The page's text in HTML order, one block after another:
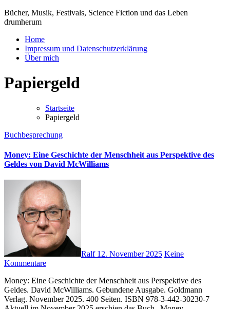
Bücher, Musik, Festivals, Science Fiction und das Leben
drumherum
Home
Impressum und Datenschutzerklärung
Über mich
Papiergeld
Startseite
Papiergeld
Buchbesprechung
Money: Eine Geschichte der Menschheit aus Perspektive des
Geldes von David McWilliams
Ralf 12. November 2025 Keine
Kommentare
Money: Eine Geschichte der Menschheit aus Perspektive des
Geldes. David McWilliams. Gebundene Ausgabe. Goldmann
Verlag. November 2025. 400 Seiten. ISBN 978-3-442-30230-7